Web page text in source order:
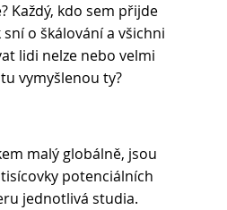
Každý, kdo sem přijde
o škálování a všichni
lidi nelze nebo velmi
vymyšlenou ty?
malý globálně, jsou
potenciálních
jednotlivá studia.